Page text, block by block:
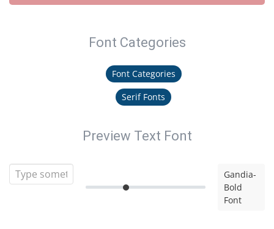
Font Categories
Font Categories
Serif Fonts
Preview Text Font
Gandia-
Bold
Font